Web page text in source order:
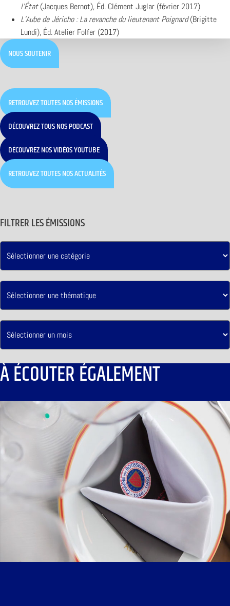
l’État(Jacques Bernot), Éd. Clément Juglar (février 2017)
L’Aube de Jéricho : La revanche du lieutenant Poignard(Brigitte
Lundi), Éd. Atelier Folfer (2017)
NOUS SOUTENIR
RETROUVEZ TOUTES NOS ÉMISSIONS
DÉCOUVREZ TOUS NOS PODCAST
DÉCOUVREZ NOS VIDÉOS YOUTUBE
RETROUVEZ TOUTES NOS ACTUALITÉS
FILTRER LES ÉMISSIONS
À ÉCOUTER ÉGALEMENT